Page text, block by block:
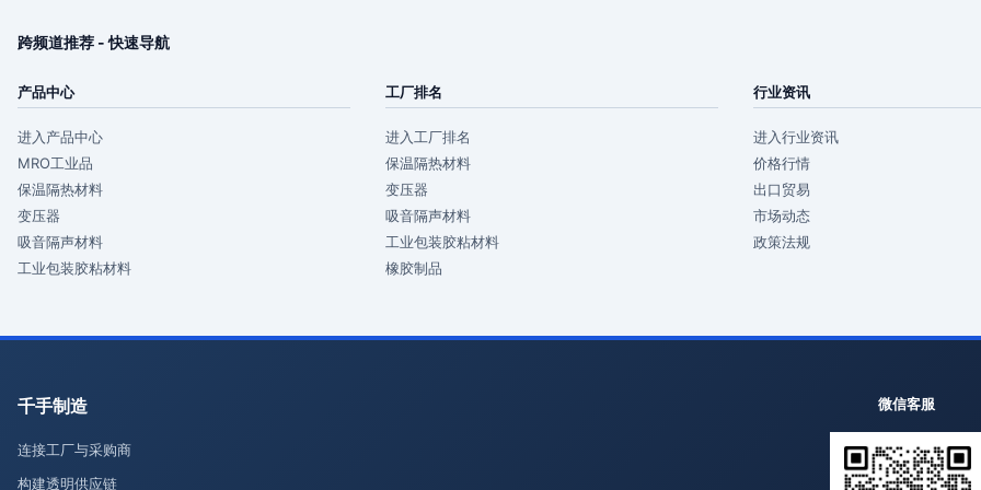
跨频道推荐 - 快速导航
产品中心
进入产品中心
MRO工业品
保温隔热材料
变压器
吸音隔声材料
工业包装胶粘材料
工厂排名
进入工厂排名
保温隔热材料
变压器
吸音隔声材料
工业包装胶粘材料
橡胶制品
行业资讯
进入行业资讯
价格行情
出口贸易
市场动态
政策法规
千手制造
连接工厂与采购商
构建透明供应链
微信客服